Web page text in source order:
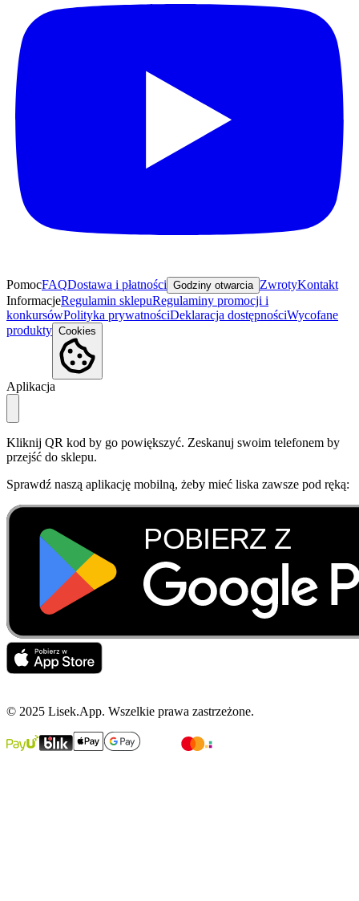
PomocFAQDostawa i płatności Godziny otwarcia ZwrotyKontakt
InformacjeRegulamin sklepuRegulaminy promocji i
konkursówPolityka prywatnościDeklaracja dostępnościWycofane
produkty Cookies
Aplikacja
Kliknij QR kod by go powiększyć. Zeskanuj swoim telefonem by
przejść do sklepu.
Sprawdź naszą aplikację mobilną, żeby mieć liska zawsze pod ręką:
© 2025 Lisek.App. Wszelkie prawa zastrzeżone.